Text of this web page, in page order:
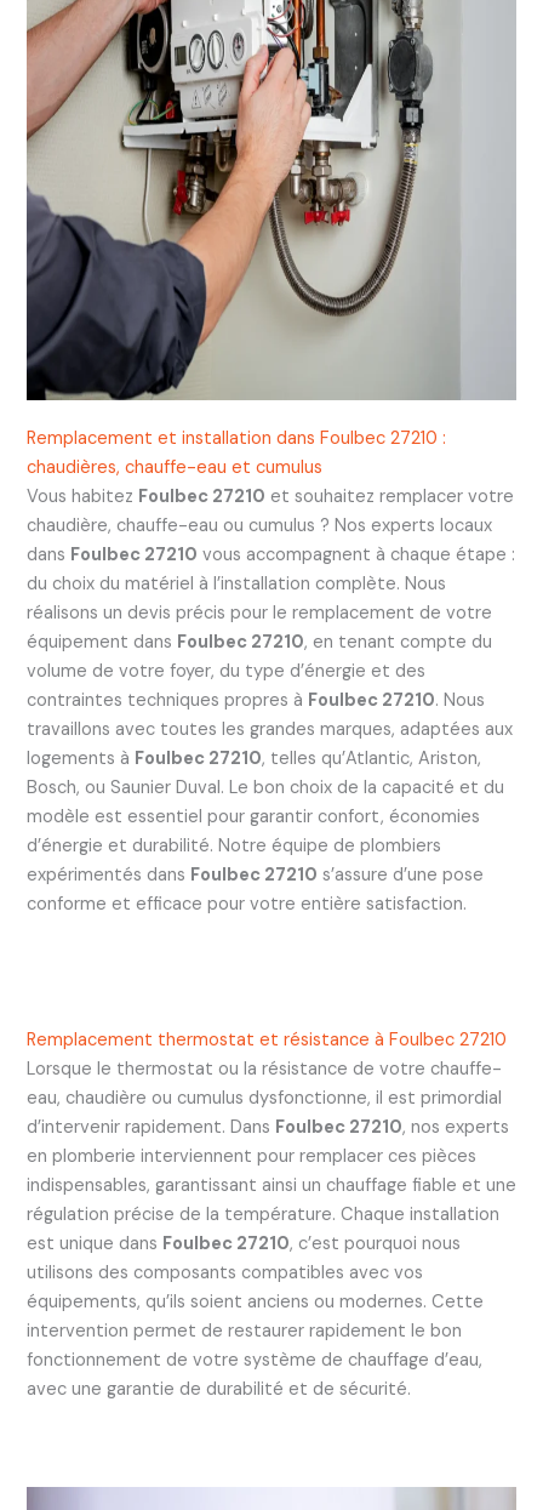
Remplacement et installation dans Foulbec 27210 :
chaudières, chauffe-eau et cumulus
Vous habitez Foulbec 27210 et souhaitez remplacer votre
chaudière, chauffe-eau ou cumulus ? Nos experts locaux
dans Foulbec 27210 vous accompagnent à chaque étape :
du choix du matériel à l’installation complète. Nous
réalisons un devis précis pour le remplacement de votre
équipement dans Foulbec 27210, en tenant compte du
volume de votre foyer, du type d’énergie et des
contraintes techniques propres à Foulbec 27210. Nous
travaillons avec toutes les grandes marques, adaptées aux
logements à Foulbec 27210, telles qu’Atlantic, Ariston,
Bosch, ou Saunier Duval. Le bon choix de la capacité et du
modèle est essentiel pour garantir confort, économies
d’énergie et durabilité. Notre équipe de plombiers
expérimentés dans Foulbec 27210 s’assure d’une pose
conforme et efficace pour votre entière satisfaction.
Remplacement thermostat et résistance à Foulbec 27210
Lorsque le thermostat ou la résistance de votre chauffe-
eau, chaudière ou cumulus dysfonctionne, il est primordial
d’intervenir rapidement. Dans Foulbec 27210, nos experts
en plomberie interviennent pour remplacer ces pièces
indispensables, garantissant ainsi un chauffage fiable et une
régulation précise de la température. Chaque installation
est unique dans Foulbec 27210, c’est pourquoi nous
utilisons des composants compatibles avec vos
équipements, qu’ils soient anciens ou modernes. Cette
intervention permet de restaurer rapidement le bon
fonctionnement de votre système de chauffage d’eau,
avec une garantie de durabilité et de sécurité.